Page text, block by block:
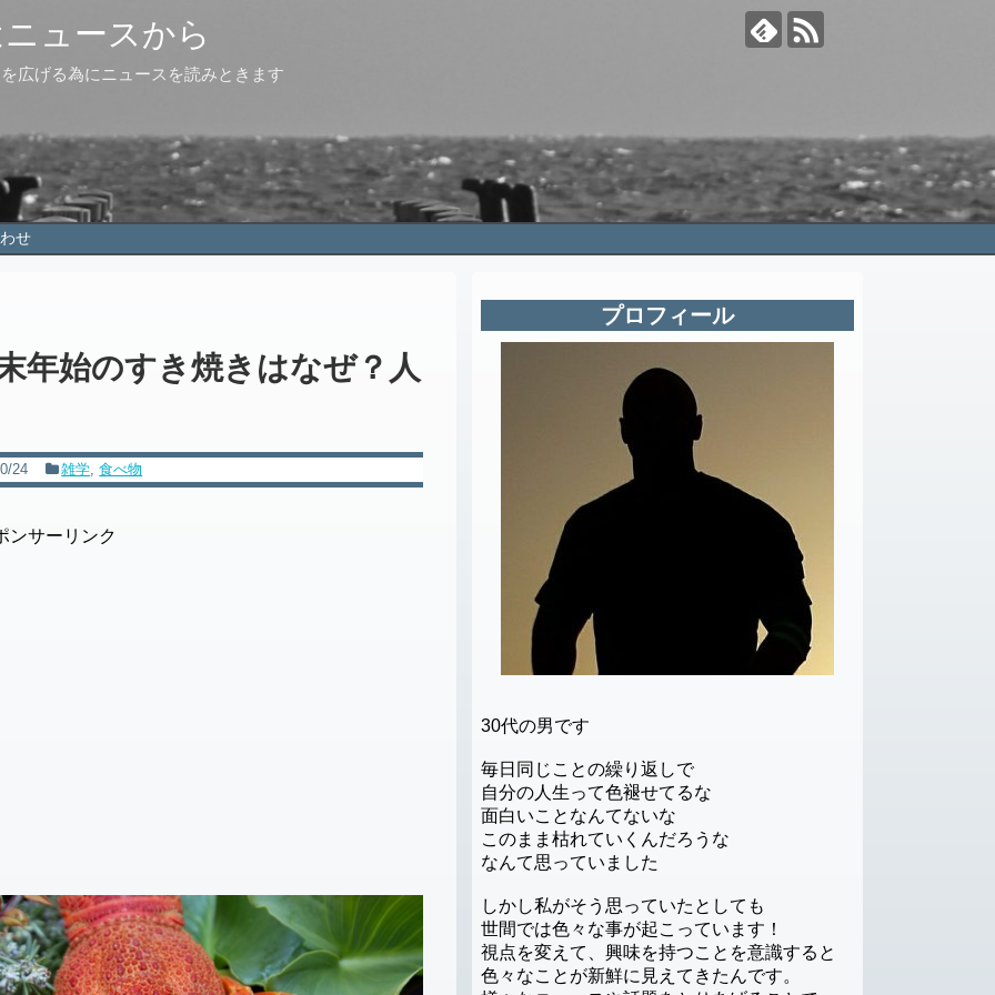
ュースから
広げる為にニュースを読みときます
せ
年始のすき焼きはなぜ？人
24 雑学,食べ物
ンサーリンク
プロフィール
30代の男です
毎日同じことの繰り返しで
自分の人生って色褪せてるな
面白いことなんてないな
このまま枯れていくんだろうな
なんて思っていました
しかし私がそう思っていたとしても
世間では色々な事が起こっています！
視点を変えて、興味を持つことを意識すると
色々なことが新鮮に見えてきたんです。